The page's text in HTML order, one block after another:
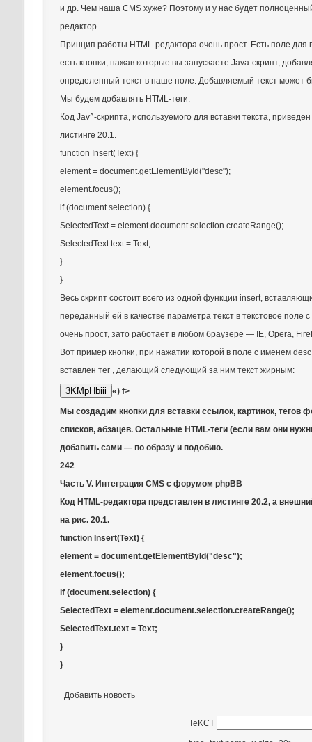
и др. Чем наша CMS хуже? Поэтому и у нас будет
редактор.
Принцип работы HTML-редактора очень прост. Есть поле для
есть кнопки, нажав которые вы запускаете Java-скрипт,
определенный текст в наше поле. Добавляемый текст может
Мы будем добавлять HTML-теги.
Код Jav^-скрипта, используемого для вставки текста, приведен
листинге 20.1.
function Insert(Text) {
element = document.getElementById("desc");
element.focus();
if (document.selection) {
SelectedText = element.document.selection.createRange();
SelectedText.text = Text;
}
}
Весь скрипт состоит всего из одной функции insert,
переданный ей в качестве параметра текст в текстовое поле
очень прост, зато работает в любом браузере — IE, Opera,
Вот пример кнопки, при нажатии которой в поле с именем
вставлен тег , делающий следующий за ним текст жирным:
«) f>
Мы создадим кнопки для вставки ссылок, картинок, тегов
списков, абзацев. Остальные HTML-теги (если вам они
добавить сами — по образу и подобию.
242
Часть V. Интеграция CMS с форумом phpBB
Код HTML-редактора представлен в листинге 20.2, а
на рис. 20.1.
function Insert(Text) {
element = document.getElementById("desc");
element.focus();
if (document.selection) {
SelectedText = element.document.selection.createRange();
SelectedText.text = Text;
}
}
Добавить новость
TeKCT